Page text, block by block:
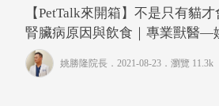
【PetTalk來開箱】不是只有貓
腎臟病原因與飲食｜專業獸醫—
姚勝隆院長 ．2021-08-23． 瀏覽 11.3k